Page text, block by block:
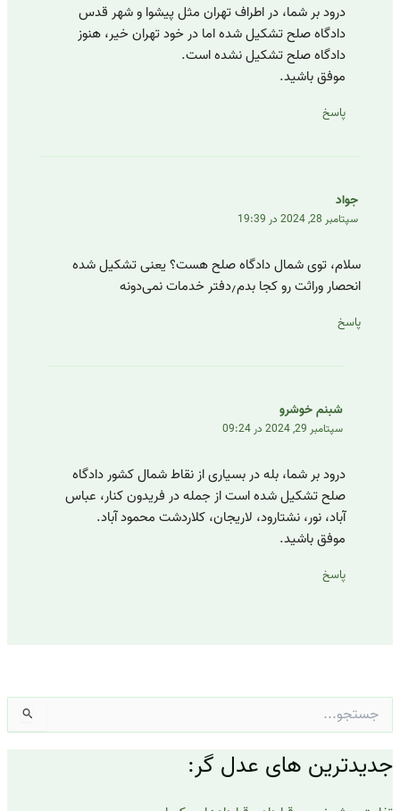
درود بر شما، در اطراف تهران مثل پیشوا و شهر قدس
دادگاه صلح تشکیل شده اما در خود تهران خیر، هنوز
دادگاه صلح تشکیل نشده است.
موفق باشید.
پاسخ
جواد
سپتامبر 28, 2024 در 19:39
سلام، توی شمال دادگاه صلح هست؟ یعنی تشکیل شده
انحصار وراثت رو کجا بدم٫دفتر خدمات نمی‌دونه
پاسخ
شبنم خوشرو
سپتامبر 29, 2024 در 09:24
درود بر شما، بله در بسیاری از نقاط شمال کشور دادگاه
صلح تشکیل شده است از جمله در فریدون کنار، عباس
آباد، نور، نشتارود، لاریجان، کلاردشت محمود آباد.
موفق باشید.
پاسخ
جستجو
برای:
جدیدترین های عدل گر: